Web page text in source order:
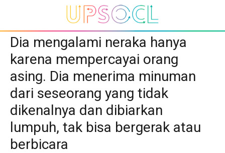
Dia mengalami neraka hanya
karena mempercayai orang
asing. Dia menerima minuman
dari seseorang yang tidak
dikenalnya dan dibiarkan
lumpuh, tak bisa bergerak atau
berbicara